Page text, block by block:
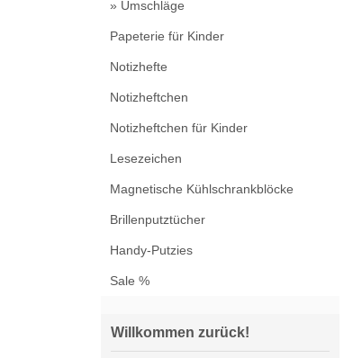
» Umschläge
Papeterie für Kinder
Notizhefte
Notizheftchen
Notizheftchen für Kinder
Lesezeichen
Magnetische Kühlschrankblöcke
Brillenputztücher
Handy-Putzies
Sale %
Willkommen zurück!